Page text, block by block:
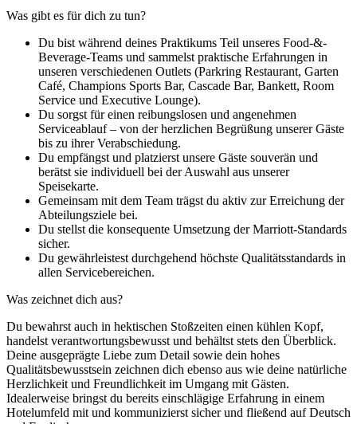
Was gibt es für dich zu tun?
Du bist während deines Praktikums Teil unseres Food-&-
Beverage-Teams und sammelst praktische Erfahrungen in
unseren verschiedenen Outlets (Parkring Restaurant, Garten
Café, Champions Sports Bar, Cascade Bar, Bankett, Room
Service und Executive Lounge).
Du sorgst für einen reibungslosen und angenehmen
Serviceablauf – von der herzlichen Begrüßung unserer Gäste
bis zu ihrer Verabschiedung.
Du empfängst und platzierst unsere Gäste souverän und
berätst sie individuell bei der Auswahl aus unserer
Speisekarte.
Gemeinsam mit dem Team trägst du aktiv zur Erreichung der
Abteilungsziele bei.
Du stellst die konsequente Umsetzung der Marriott-Standards
sicher.
Du gewährleistest durchgehend höchste Qualitätsstandards in
allen Servicebereichen.
Was zeichnet dich aus?
Du bewahrst auch in hektischen Stoßzeiten einen kühlen Kopf,
handelst verantwortungsbewusst und behältst stets den Überblick.
Deine ausgeprägte Liebe zum Detail sowie dein hohes
Qualitätsbewusstsein zeichnen dich ebenso aus wie deine natürliche
Herzlichkeit und Freundlichkeit im Umgang mit Gästen.
Idealerweise bringst du bereits einschlägige Erfahrung in einem
Hotelumfeld mit und kommunizierst sicher und fließend auf Deutsch